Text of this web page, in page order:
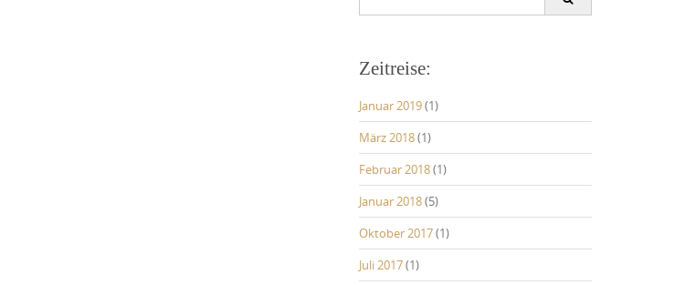
Zeitreise:
Januar 2019(1)
März 2018(1)
Februar 2018(1)
Januar 2018(5)
Oktober 2017(1)
Juli 2017(1)